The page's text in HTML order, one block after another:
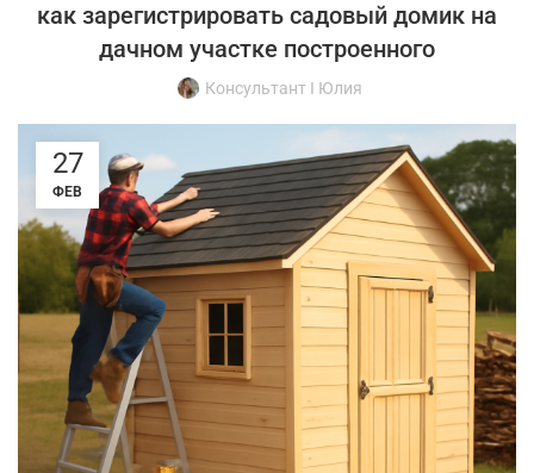
как зарегистрировать садовый домик на
дачном участке построенного
Консультант I Юлия
27
ФЕВ